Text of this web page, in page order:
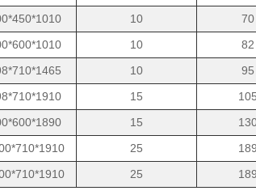
10 70
10 82
10 95
15 105
15
25 189
25 189